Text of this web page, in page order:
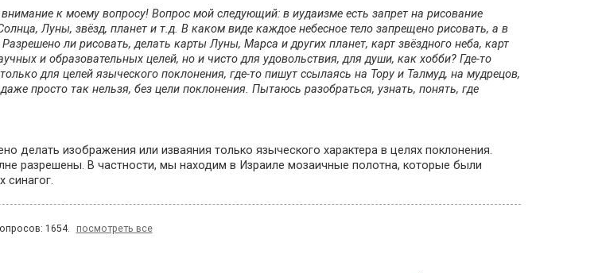
к моему вопросу! Вопрос мой следующий: в иудаизме есть запрет на рисование
Луны, звёзд, планет и т.д. В каком виде каждое небесное тело запрещено рисовать, а в
ли рисовать, делать карты Луны, Марса и других планет, карт звёздного неба, карт
и образовательных целей, но и чисто для удовольствия, для души, как хобби? Где-то
для целей языческого поклонения, где-то пишут ссылаясь на Тору и Талмуд, на мудрецов,
просто так нельзя, без цели поклонения. Пытаюсь разобраться, узнать, понять, где
делать изображения или изваяния только языческого характера в целях поклонения.
разрешены. В частности, мы находим в Израиле мозаичные полотна, которые были
синагог.
1654. посмотреть все